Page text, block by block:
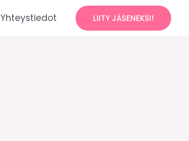
Yhteystiedot LIITY JÄSENEKSI!